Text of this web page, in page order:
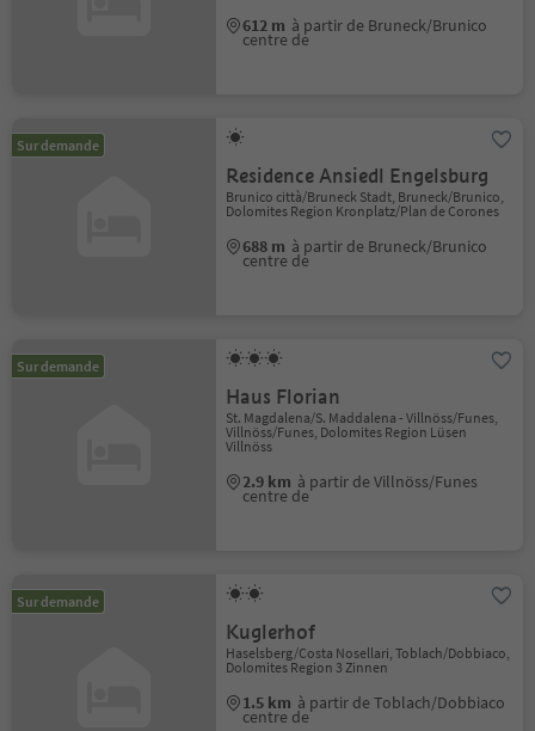
612 m à partir de Bruneck/Brunico
centre de
Sur demande
Residence Ansiedl Engelsburg
Brunico città/Bruneck Stadt, Bruneck/Brunico,
Dolomites Region Kronplatz/Plan de Corones
688 m à partir de Bruneck/Brunico
centre de
Sur demande
Haus Florian
St. Magdalena/S. Maddalena - Villnöss/Funes,
Villnöss/Funes, Dolomites Region Lüsen
Villnöss
2.9 km à partir de Villnöss/Funes
centre de
Sur demande
Kuglerhof
Haselsberg/Costa Nosellari, Toblach/Dobbiaco,
Dolomites Region 3 Zinnen
1.5 km à partir de Toblach/Dobbiaco
centre de